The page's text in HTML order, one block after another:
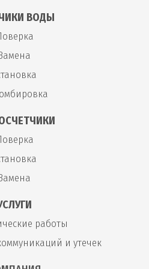
ВОДЫ
работы
и утечек